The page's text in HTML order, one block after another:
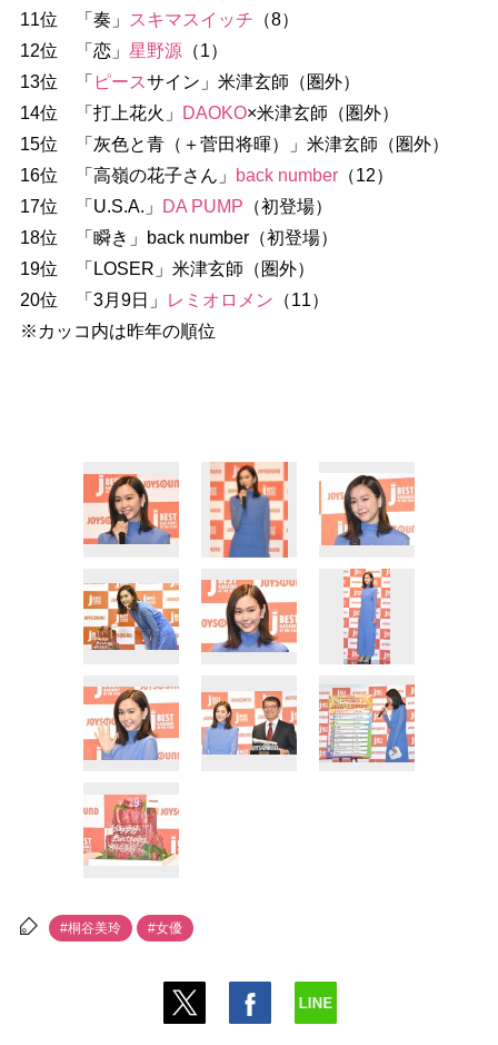
11位 「奏」
スキマスイッチ （8）
12位 「恋」 星野源（1）
13位 「 ピースサイン」米津玄師（圏外）
14位 「打上花火」
DAOKO×米津玄師（圏外）
15位 「灰色と青（＋菅田将暉）」米津玄師（圏外）
16位 「高嶺の花子さん」
back number（12）
17位 「U.S.A.」
DA PUMP （初登場）
18位 「瞬き」back number（初登場）
19位 「LOSER」米津玄師（圏外）
20位 「3月9日」
レミオロメン （11）
※カッコ内は昨年の順位
#桐谷美玲 #女優